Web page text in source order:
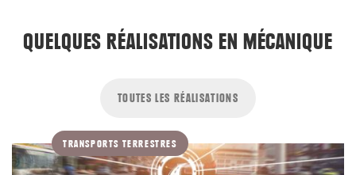
QUELQUES RÉALISATIONS EN MÉCANIQUE
TOUTES LES RÉALISATIONS
TRANSPORTS TERRESTRES